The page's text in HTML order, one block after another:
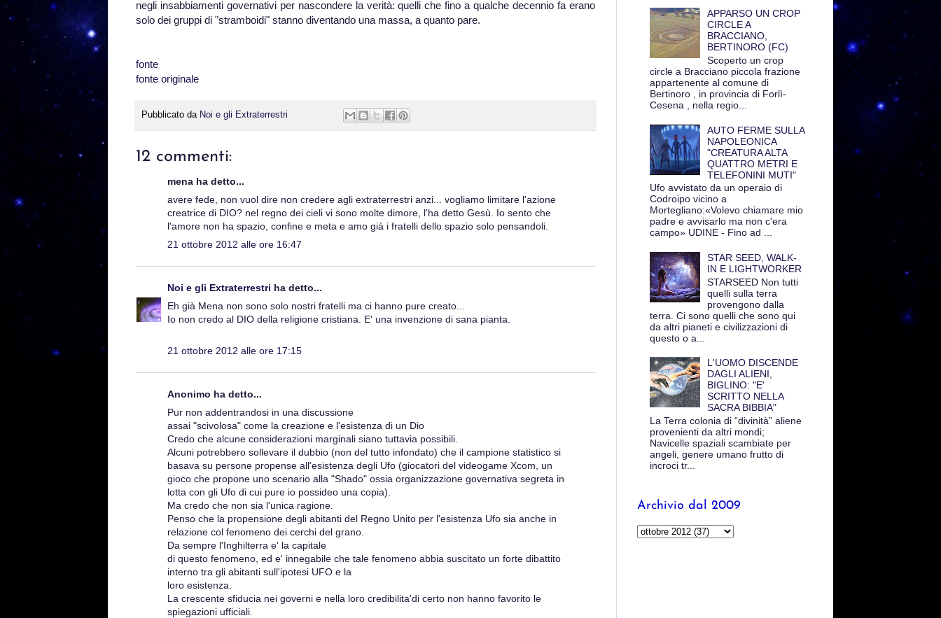
negli insabbiamenti governativi per nascondere la verità: quelli che fino a qualche decennio fa erano
solo dei gruppi di "stramboidi" stanno diventando una massa, a quanto pare.
fonte
fonte originale
Pubblicato da Noi e gli Extraterrestri
12 commenti:
mena ha detto...
avere fede, non vuol dire non credere agli extraterrestri anzi... vogliamo limitare l'azione
creatrice di DIO? nel regno dei cieli vi sono molte dimore, l'ha detto Gesù. Io sento che
l'amore non ha spazio, confine e meta e amo già i fratelli dello spazio solo pensandoli.
21 ottobre 2012 alle ore 16:47
Noi e gli Extraterrestri ha detto...
Eh già Mena non sono solo nostri fratelli ma ci hanno pure creato...
Io non credo al DIO della religione cristiana. E' una invenzione di sana pianta.
21 ottobre 2012 alle ore 17:15
Anonimo ha detto...
Pur non addentrandosi in una discussione
assai "scivolosa" come la creazione e l'esistenza di un Dio
Credo che alcune considerazioni marginali siano tuttavia possibili.
Alcuni potrebbero sollevare il dubbio (non del tutto infondato) che il campione statistico si
basava su persone propense all'esistenza degli Ufo (giocatori del videogame Xcom, un
gioco che propone uno scenario alla "Shado" ossia organizzazione governativa segreta in
lotta con gli Ufo di cui pure io possideo una copia).
Ma credo che non sia l'unica ragione.
Penso che la propensione degli abitanti del Regno Unito per l'esistenza Ufo sia anche in
relazione col fenomeno dei cerchi del grano.
Da sempre l'Inghilterra e' la capitale
di questo fenomeno, ed e' innegabile che tale fenomeno abbia suscitato un forte dibattito
interno tra gli abitanti sull'ipotesi UFO e la
loro esistenza.
La crescente sfiducia nei governi e nella loro credibilita'di certo non hanno favorito le
spiegazioni ufficiali.
APPARSO UN CROP
CIRCLE A
BRACCIANO,
BERTINORO (FC)
Scoperto un crop
circle a Bracciano piccola frazione
appartenente al comune di
Bertinoro , in provincia di Forlì-
Cesena , nella regio...
AUTO FERME SULLA
NAPOLEONICA
"CREATURA ALTA
QUATTRO METRI E
TELEFONINI MUTI"
Ufo avvistato da un operaio di
Codroipo vicino a
Mortegliano:«Volevo chiamare mio
padre e avvisarlo ma non c'era
campo» UDINE - Fino ad ...
STAR SEED, WALK-
IN E LIGHTWORKER
STARSEED Non tutti
quelli sulla terra
provengono dalla
terra. Ci sono quelli che sono qui
da altri pianeti e civilizzazioni di
questo o a...
L'UOMO DISCENDE
DAGLI ALIENI,
BIGLINO: "E'
SCRITTO NELLA
SACRA BIBBIA"
La Terra colonia di “divinità” aliene
provenienti da altri mondi;
Navicelle spaziali scambiate per
angeli, genere umano frutto di
incroci tr...
Archivio dal 2009